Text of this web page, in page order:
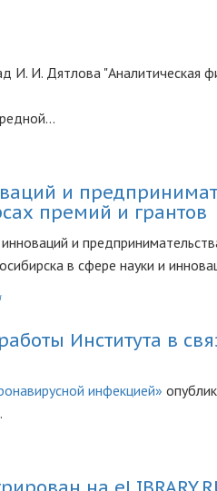
И. И. Дятлова
и
премий и грантов
и
в сфере науки и
Института в
инфекцией»